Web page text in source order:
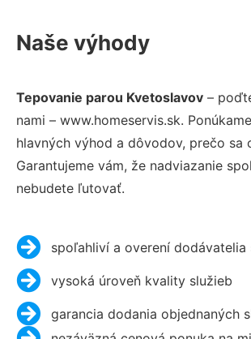
Naše výhody
Tepovanie parou Kvetoslavov –
nami – www.homeservis.sk.
hlavných výhod a dôvodov, prečo sa
Garantujeme vám, že nadviazanie
nebudete ľutovať.
spoľahliví a overení dodávatelia
vysoká úroveň kvality služieb
garancia dodania objednaných